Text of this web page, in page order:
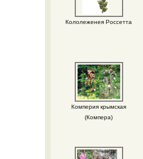
Кололеженея Россетта
Комперия крымская
(Компера)